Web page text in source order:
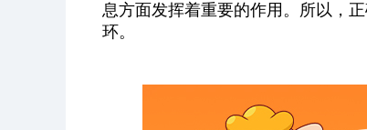
息方面发挥着重要的作用。所以，
环。